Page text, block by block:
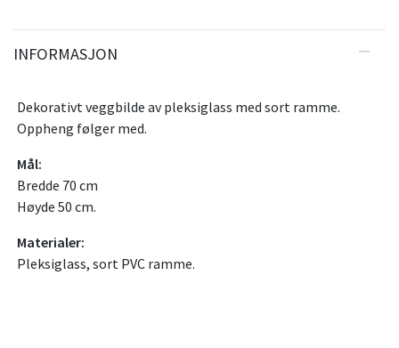
INFORMASJON
Dekorativt veggbilde av pleksiglass med sort ramme.
Oppheng følger med.
Mål:
Bredde 70 cm
Høyde 50 cm.
Materialer:
Pleksiglass, sort PVC ramme.